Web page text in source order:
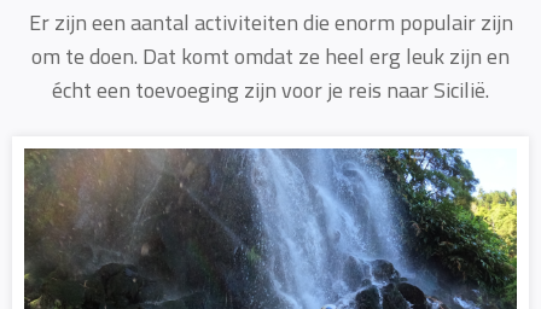
Er zijn een aantal activiteiten die enorm populair zijn
om te doen. Dat komt omdat ze heel erg leuk zijn en
écht een toevoeging zijn voor je reis naar Sicilië.